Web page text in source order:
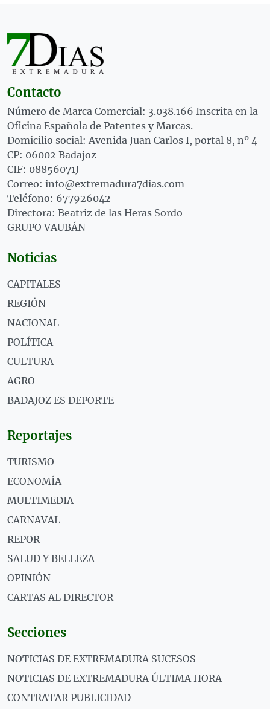
Contacto
Número de Marca Comercial: 3.038.166 Inscrita en la
Oficina Española de Patentes y Marcas.
Domicilio social: Avenida Juan Carlos I, portal 8, nº 4
CP: 06002 Badajoz
CIF: 08856071J
Correo: info@extremadura7dias.com
Teléfono: 677926042
Directora: Beatriz de las Heras Sordo
GRUPO VAUBÁN
Noticias
CAPITALES
REGIÓN
NACIONAL
POLÍTICA
CULTURA
AGRO
BADAJOZ ES DEPORTE
Reportajes
TURISMO
ECONOMÍA
MULTIMEDIA
CARNAVAL
REPOR
SALUD Y BELLEZA
OPINIÓN
CARTAS AL DIRECTOR
Secciones
NOTICIAS DE EXTREMADURA SUCESOS
NOTICIAS DE EXTREMADURA ÚLTIMA HORA
CONTRATAR PUBLICIDAD